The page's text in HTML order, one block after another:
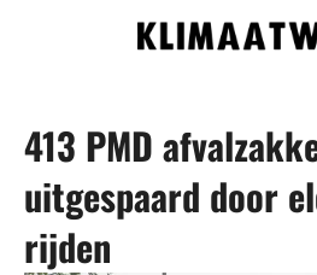
de
413 PMD
uitgespaard door
rijden